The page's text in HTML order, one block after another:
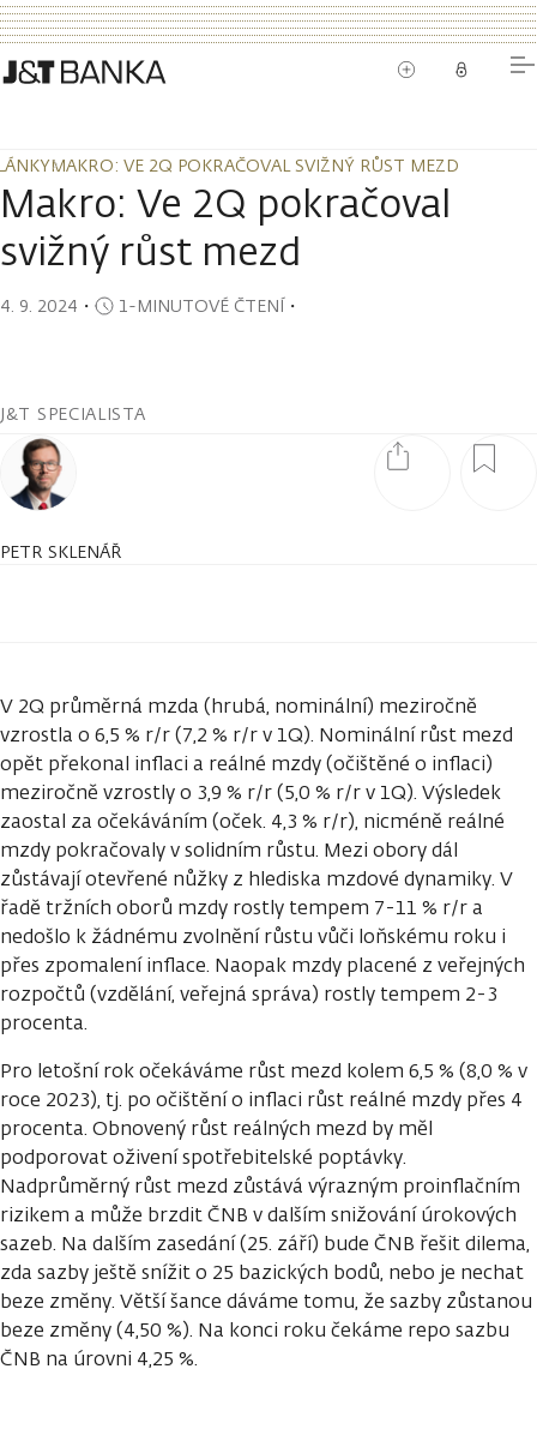
MAKRO: VE 2Q POKRAČOVAL SVIŽNÝ RŮST MEZD
MAKRO: VE 2Q POKRAČOVAL SVIŽNÝ RŮST MEZD
Makro: Ve 2Q pokračoval
svižný růst mezd
4. 9. 2024 ・ 1-MINUTOVÉ ČTENÍ・
J&T SPECIALISTA
PETR SKLENÁŘ
V 2Q průměrná mzda (hrubá, nominální) meziročně
vzrostla o 6,5 % r/r (7,2 % r/r v 1Q). Nominální růst mezd
opět překonal inflaci a reálné mzdy (očištěné o inflaci)
meziročně vzrostly o 3,9 % r/r (5,0 % r/r v 1Q). Výsledek
zaostal za očekáváním (oček. 4,3 % r/r), nicméně reálné
mzdy pokračovaly v solidním růstu. Mezi obory dál
zůstávají otevřené nůžky z hlediska mzdové dynamiky. V
řadě tržních oborů mzdy rostly tempem 7-11 % r/r a
nedošlo k žádnému zvolnění růstu vůči loňskému roku i
přes zpomalení inflace. Naopak mzdy placené z veřejných
rozpočtů (vzdělání, veřejná správa) rostly tempem 2-3
procenta.
Pro letošní rok očekáváme růst mezd kolem 6,5 % (8,0 % v
roce 2023), tj. po očištění o inflaci růst reálné mzdy přes 4
procenta. Obnovený růst reálných mezd by měl
podporovat oživení spotřebitelské poptávky.
Nadprůměrný růst mezd zůstává výrazným proinflačním
rizikem a může brzdit ČNB v dalším snižování úrokových
sazeb. Na dalším zasedání (25. září) bude ČNB řešit dilema,
zda sazby ještě snížit o 25 bazických bodů, nebo je nechat
beze změny. Větší šance dáváme tomu, že sazby zůstanou
beze změny (4,50 %). Na konci roku čekáme repo sazbu
ČNB na úrovni 4,25 %.